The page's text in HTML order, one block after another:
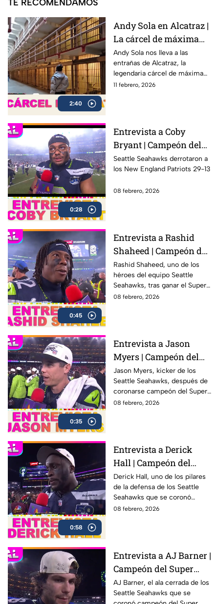
TE RECOMENDAMOS
2:40
Andy Sola en Alcatraz |
La cárcel de máxima
seguridad que encerró
a Al Capone | Sola al
Super Bowl
Andy Sola nos lleva a las
entrañas de Alcatraz, la
legendaria cárcel de máxima
seguridad ubicada en San
11 febrero, 2026
0:28
Entrevista a Coby
Bryant | Campeón del
Super Bowl LX con los
Seahawks
Seattle Seahawks derrotaron a
los New England Patriots 29-13
08 febrero, 2026
0:45
Entrevista a Rashid
Shaheed | Campeón del
Super Bowl LX con los
Seahawks
Rashid Shaheed, uno de los
héroes del equipo Seattle
Seahawks, tras ganar el Super
Bowl LX con una victoria
08 febrero, 2026
0:35
Entrevista a Jason
Myers | Campeón del
Super Bowl LX con los
Seahawks
Jason Myers, kicker de los
Seattle Seahawks, después de
coronarse campeón del Super
Bowl LX .
08 febrero, 2026
0:58
Entrevista a Derick
Hall | Campeón del
Super Bowl LX con los
Seahawks
Derick Hall, uno de los pilares
de la defensa de los Seattle
Seahawks que se coronó
campeón del Super Bowl LX 🏆
08 febrero, 2026
Entrevista a AJ Barner |
Campeón del Super
Bowl LX con los
Seahawks
AJ Barner, el ala cerrada de los
Seattle Seahawks que se